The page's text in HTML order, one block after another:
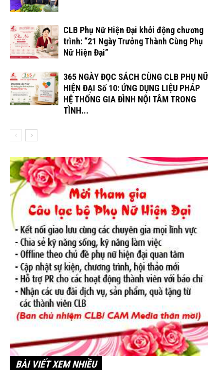
CLB Phụ Nữ Hiện Đại khởi động chương
trình: “21 Ngày Trưởng Thành Cùng Phụ
Nữ Hiện Đại”
365 NGÀY ĐỌC SÁCH CÙNG CLB PHỤ NỮ
HIỆN ĐẠI Số 10: ỨNG DỤNG LIỆU PHÁP
HỆ THỐNG GIA ĐÌNH NỘI TÂM TRONG
TÌNH...
BÀI VIẾT XEM NHIỀU